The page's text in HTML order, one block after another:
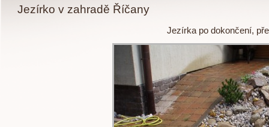
Jezírko v zahradě Říčany
Jezírka po dokončení,